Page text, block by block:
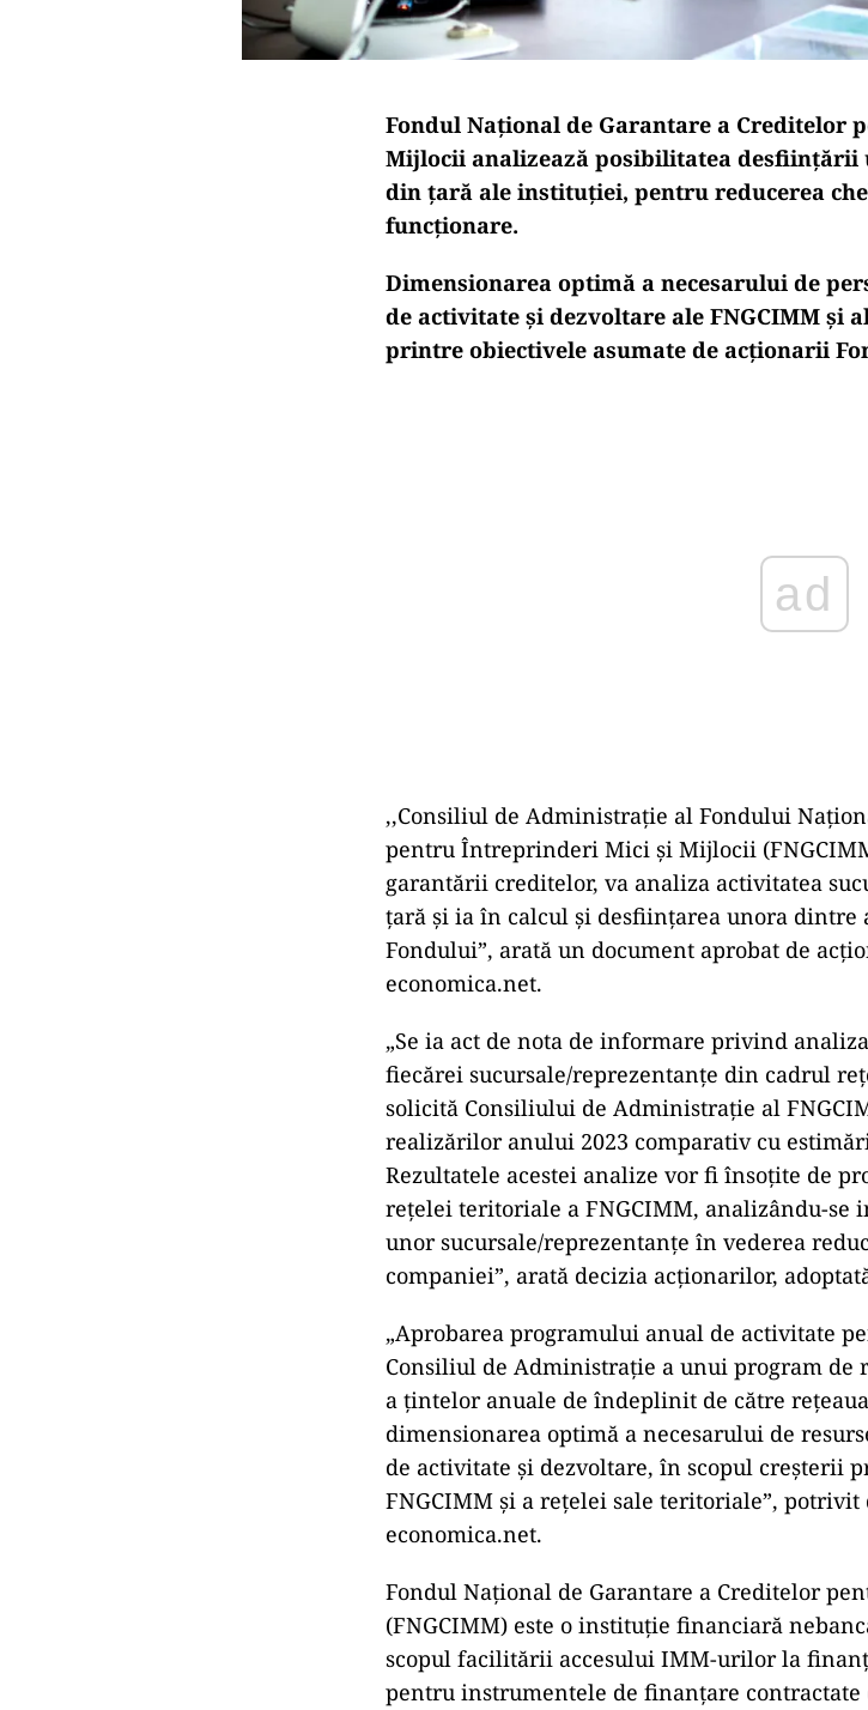
Fondul Naţional de Garantare a Creditelor
Mijlocii analizează posibilitatea desfiinţării
din țară ale instituției, pentru reducerea
funcționare.
Dimensionarea optimă a necesarului de
de activitate şi dezvoltare ale FNGCIMM şi
printre obiectivele asumate de acţionarii
,,Consiliul de Administraţie al Fondului
pentru Întreprinderi Mici şi Mijlocii
garantării creditelor, va analiza activitatea
ţară şi ia în calcul şi desfiinţarea unora dintre
Fondului”, arată un document aprobat de
economica.net.
„Se ia act de nota de informare privind
fiecărei sucursale/reprezentanţe din cadrul
solicită Consiliului de Administraţie al
realizărilor anului 2023 comparativ cu
Rezultatele acestei analize vor fi însoţite de
reţelei teritoriale a FNGCIMM, analizându-
unor sucursale/reprezentanţe în vederea
companiei”, arată decizia acţionarilor,
„Aprobarea programului anual de activitate
Consiliul de Administraţie a unui program de
a ţintelor anuale de îndeplinit de către
dimensionarea optimă a necesarului de
de activitate şi dezvoltare, în scopul
FNGCIMM şi a reţelei sale teritoriale”,
economica.net.
Fondul Naţional de Garantare a Creditelor
(FNGCIMM) este o instituţie financiară
scopul facilitării accesului IMM-urilor la
pentru instrumentele de finanţare